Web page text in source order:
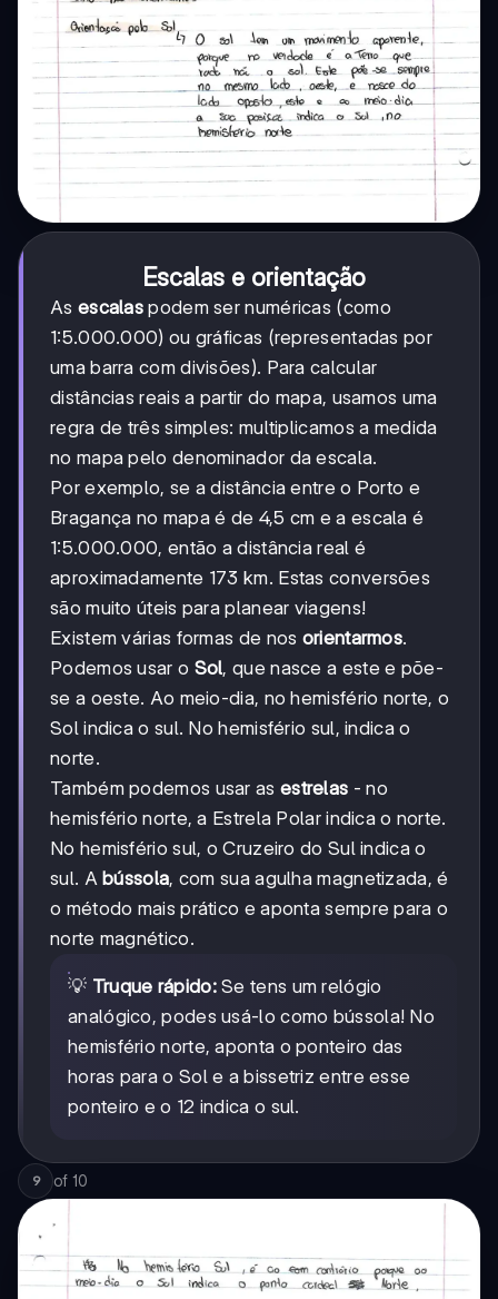
Escalas e orientação
As escalas podem ser numéricas (como
1:5.000.000) ou gráficas (representadas por
uma barra com divisões). Para calcular
distâncias reais a partir do mapa, usamos uma
regra de três simples: multiplicamos a medida
no mapa pelo denominador da escala.
Por exemplo, se a distância entre o Porto e
Bragança no mapa é de 4,5 cm e a escala é
1:5.000.000, então a distância real é
aproximadamente 173 km. Estas conversões
são muito úteis para planear viagens!
Existem várias formas de nos orientarmos.
Podemos usar o Sol, que nasce a este e põe-
se a oeste. Ao meio-dia, no hemisfério norte, o
Sol indica o sul. No hemisfério sul, indica o
norte.
Também podemos usar as estrelas - no
hemisfério norte, a Estrela Polar indica o norte.
No hemisfério sul, o Cruzeiro do Sul indica o
sul. A bússola, com sua agulha magnetizada, é
o método mais prático e aponta sempre para o
norte magnético.
💡 Truque rápido:Se tens um relógio
analógico, podes usá-lo como bússola! No
hemisfério norte, aponta o ponteiro das
horas para o Sol e a bissetriz entre esse
ponteiro e o 12 indica o sul.
9 of 10